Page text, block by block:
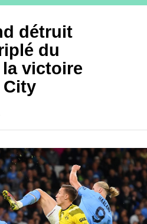
détruit
du
victoire
City